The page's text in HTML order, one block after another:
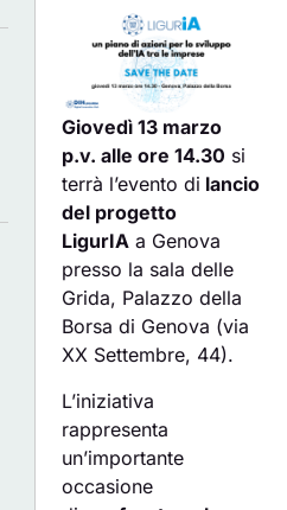
Giovedì 13 marzo
p.v. alle ore 14.30 si
terrà l’evento di lancio
del progetto
LigurIA a Genova
presso la sala delle
Grida, Palazzo della
Borsa di Genova (via
XX Settembre, 44).
L’iniziativa
rappresenta
un’importante
occasione